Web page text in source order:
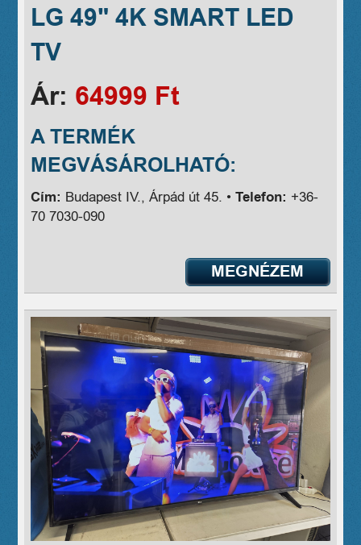
LG 49" 4K SMART LED
TV
Ár: 64999 Ft
A TERMÉK
MEGVÁSÁROLHATÓ:
Cím: Budapest IV., Árpád út 45. •Telefon: +36-
70 7030-090
MEGNÉZEM